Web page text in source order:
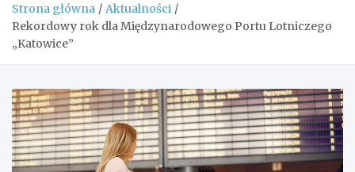
Strona główna
Aktualności
Rekordowy rok dla Międzynarodowego Portu Lotniczego
„Katowice”